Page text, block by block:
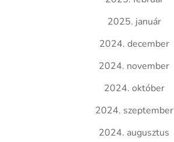
2025. január
2024. december
2024. november
2024. október
2024. szeptember
2024. augusztus